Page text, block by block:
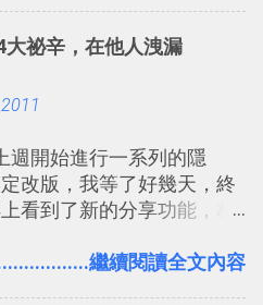
： Trello 卡片自訂欄位密
強大 Trello 客製化範例教
增： [時間技客-7] 重要緊
象限在 Trello 活用與範本
個專案排程協作重點技巧
： 如何用 Trello 規劃自助
行程計畫使用技巧教
落長？專案管理的5個關鍵
23 新增 ： 如何用 Trello 做
求來說可以打造出一張一
例如我之前在製作一本新
台灣推薦空拍地點地圖
路線！ Google 「我的地
助旅行路線時可以解決許
外地點名稱地址常常難懂，
路線之外，自訂地圖還能補
祕辛，在他人洩漏
週開始進行一系列的隱
改版，我等了好幾天，終
看到了新的分享功能，相
享功能與隱私設定。 嚴格來
繼續閱讀全文內容